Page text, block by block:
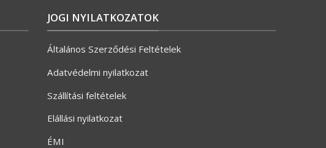
JOGI NYILATKOZATOK
Általános Szerződési Feltételek
Adatvédelmi nyilatkozat
Szállítási feltételek
Elállási nyilatkozat
ÉMI